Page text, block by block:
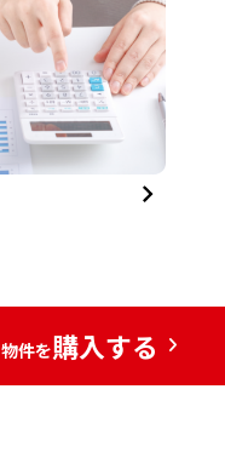
物件を購入する